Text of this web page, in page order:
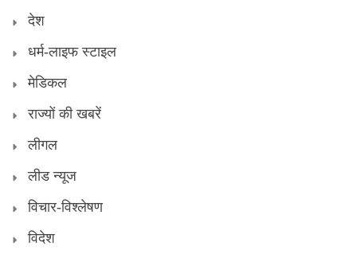
देश
धर्म-लाइफ स्टाइल
मेडिकल
राज्यों की खबरें
लीगल
लीड न्यूज
विचार-विश्लेषण
विदेश